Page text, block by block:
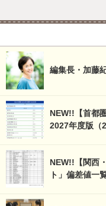
編集長・加藤
NEW!!【首都
2027年度版（
NEW!!【関西
ト」偏差値一